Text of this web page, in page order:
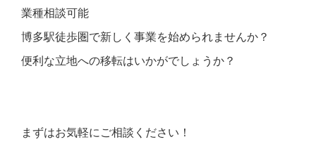
業種相談可能
博多駅徒歩圏で新しく事業を始められませんか？
便利な立地への移転はいかがでしょうか？
まずはお気軽にご相談ください！